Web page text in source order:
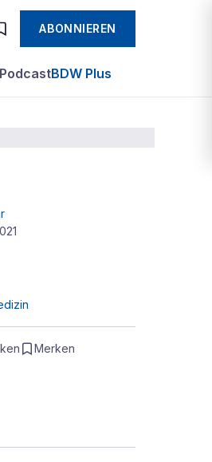
ABONNIEREN
PodcastBDW Plus
Merken